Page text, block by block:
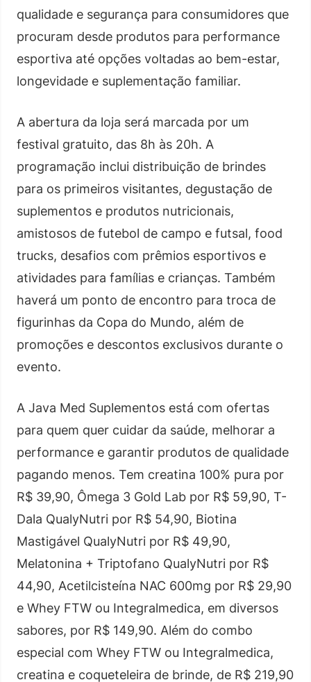
qualidade e segurança para consumidores que
procuram desde produtos para performance
esportiva até opções voltadas ao bem-estar,
longevidade e suplementação familiar.
A abertura da loja será marcada por um
festival gratuito, das 8h às 20h. A
programação inclui distribuição de brindes
para os primeiros visitantes, degustação de
suplementos e produtos nutricionais,
amistosos de futebol de campo e futsal, food
trucks, desafios com prêmios esportivos e
atividades para famílias e crianças. Também
haverá um ponto de encontro para troca de
figurinhas da Copa do Mundo, além de
promoções e descontos exclusivos durante o
evento.
A Java Med Suplementos está com ofertas
para quem quer cuidar da saúde, melhorar a
performance e garantir produtos de qualidade
pagando menos. Tem creatina 100% pura por
R$ 39,90, Ômega 3 Gold Lab por R$ 59,90, T-
Dala QualyNutri por R$ 54,90, Biotina
Mastigável QualyNutri por R$ 49,90,
Melatonina + Triptofano QualyNutri por R$
44,90, Acetilcisteína NAC 600mg por R$ 29,90
e Whey FTW ou Integralmedica, em diversos
sabores, por R$ 149,90. Além do combo
especial com Whey FTW ou Integralmedica,
creatina e coqueteleira de brinde, de R$ 219,90